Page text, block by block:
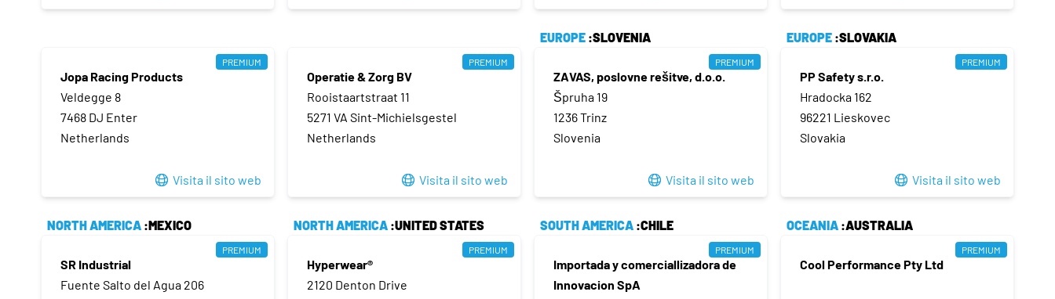
PREMIUM
Jopa Racing Products
Veldegge 8
7468 DJ Enter
Netherlands
Visita il sito web
PREMIUM
Operatie & Zorg BV
Rooistaartstraat 11
5271 VA Sint-Michielsgestel
Netherlands
Visita il sito web
EUROPE :SLOVENIA
PREMIUM
ZAVAS, poslovne rešitve, d.o.o.
Špruha 19
1236 Trinz
Slovenia
Visita il sito web
EUROPE :SLOVAKIA
PREMIUM
PP Safety s.r.o.
Hradocka 162
96221 Lieskovec
Slovakia
Visita il sito web
NORTH AMERICA :MEXICO
PREMIUM
SR Industrial
Fuente Salto del Agua 206
NORTH AMERICA :UNITED STATES
PREMIUM
Hyperwear®
2120 Denton Drive
SOUTH AMERICA :CHILE
PREMIUM
Importada y comerciallizadora de
Innovacion SpA
OCEANIA :AUSTRALIA
PREMIUM
Cool Performance Pty Ltd